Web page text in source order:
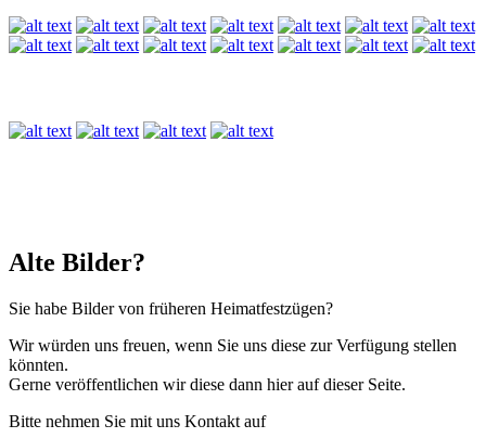
Alte Bilder?
Sie habe Bilder von früheren Heimatfestzügen?
Wir würden uns freuen, wenn Sie uns diese zur Verfügung stellen
könnten.
Gerne veröffentlichen wir diese dann hier auf dieser Seite.
Bitte nehmen Sie mit uns Kontakt auf